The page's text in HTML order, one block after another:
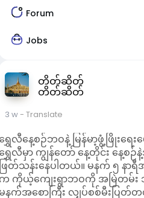
Forum
Jobs
တိတ်ဆိတ်
တိတ်ဆိတ်
3 w- Translate
ေလီနေ့စဉ်ဘဝနဲ့ မြန်မာ့ဖွံ့ဖြိုးရေး
ေလီမှာ ကျွန်တော် နေ့တိုင်း နေ့
ြတ်သန်းနေပါတယ်။ မနက် ၅ နာရီ
ကိုယ့်ကျေးရွာဘဝကို အမြဲတမ်း
နက်အစောကြီး လျှပ်စစ်မီးပြ